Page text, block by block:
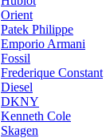
Orient
Patek Philippe
Emporio Armani
Fossil
Frederique Constant
Diesel
DKNY
Kenneth Cole
Skagen